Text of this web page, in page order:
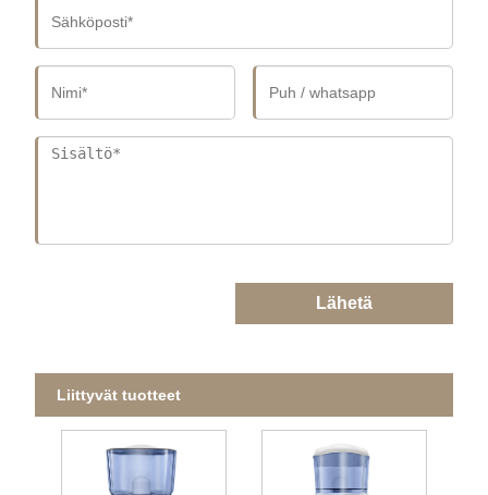
Lähetä
Liittyvät tuotteet